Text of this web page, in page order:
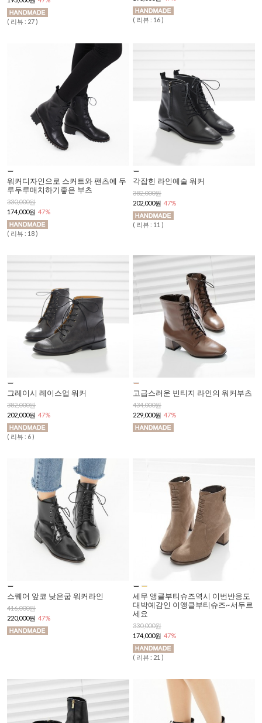
( 리뷰 : 27 ) ( 리뷰 : 16 )
워커디자인으로 스커트와 팬츠에 두
루두루매치하기좋은 부츠
330,000원
174,000원 47%
( 리뷰 : 18 )
각잡힌 라인예술 워커
382,000원
202,000원 47%
( 리뷰 : 11 )
그레이시 레이스업 워커
382,000원
202,000원 47%
( 리뷰 : 6 )
고급스러운 빈티지 라인의 워커부츠
434,000원
229,000원 47%
스퀘어 앞코 낮은굽 워커라인
416,000원
220,000원 47%
세무 앵클부티슈즈역시 이번반응도
대박예감인 이앵클부티슈즈~서두르
세요
330,000원
174,000원 47%
( 리뷰 : 21 )